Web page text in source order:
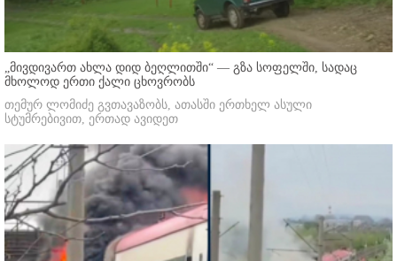
„მივდივართ ახლა დიდ ბეღლითში“ — გზა სოფელში, სადაც
მხოლოდ ერთი ქალი ცხოვრობს
თემურ ლომიძე გვთავაზობს, ათასში ერთხელ ასული
სტუმრებივით, ერთად ავიდეთ